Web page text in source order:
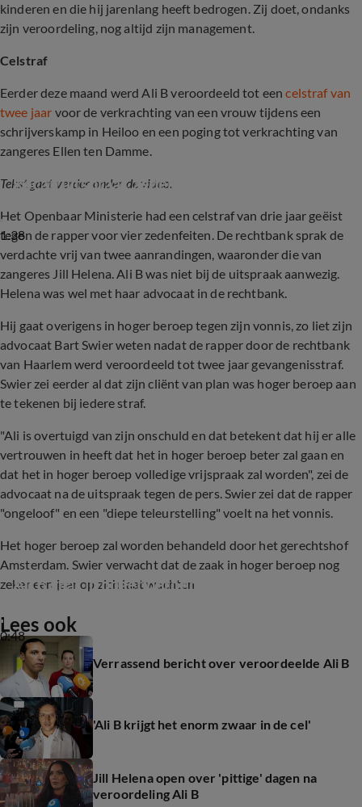
kinderen en die hij jarenlang heeft bedrogen. Zij doet, ondanks
zijn veroordeling, nog altijd zijn management.
Celstraf
Eerder deze maand werd Ali B veroordeeld tot eencelstraf van
twee jaar voor de verkrachting van een vrouw tijdens een
schrijverskamp in Heiloo en een poging tot verkrachting van
zangeres Ellen ten Damme.
Tekst gaat verder onder de video.
1:38
Recap uitspraak zedenzaak Ali B
Het Openbaar Ministerie had een celstraf van drie jaar geëist
tegen de rapper voor vier zedenfeiten. De rechtbank sprak de
verdachte vrij van twee aanrandingen, waaronder die van
zangeres Jill Helena. Ali B was niet bij de uitspraak aanwezig.
Helena was wel met haar advocaat in de rechtbank.
Hij gaat overigens in hoger beroep tegen zijn vonnis, zo liet zijn
advocaat Bart Swier weten nadat de rapper door de rechtbank
van Haarlem werd veroordeeld tot twee jaar gevangenisstraf.
Swier zei eerder al dat zijn cliënt van plan was hoger beroep aan
te tekenen bij iedere straf.
"Ali is overtuigd van zijn onschuld en dat betekent dat hij er alle
vertrouwen in heeft dat het in hoger beroep beter zal gaan en
dat het in hoger beroep volledige vrijspraak zal worden", zei de
advocaat na de uitspraak tegen de pers. Swier zei dat de rapper
"ongeloof" en een "diepe teleurstelling" voelt na het vonnis.
Het hoger beroep zal worden behandeld door het gerechtshof
Amsterdam. Swier verwacht dat de zaak in hoger beroep nog
zeker een jaar op zich laat wachten.
0:48
Ali B gaat in hoger beroep na veroordeling
Lees ook
Verrassend bericht over veroordeelde Ali B
'Ali B krijgt het enorm zwaar in de cel'
Jill Helena open over 'pittige' dagen na
veroordeling Ali B